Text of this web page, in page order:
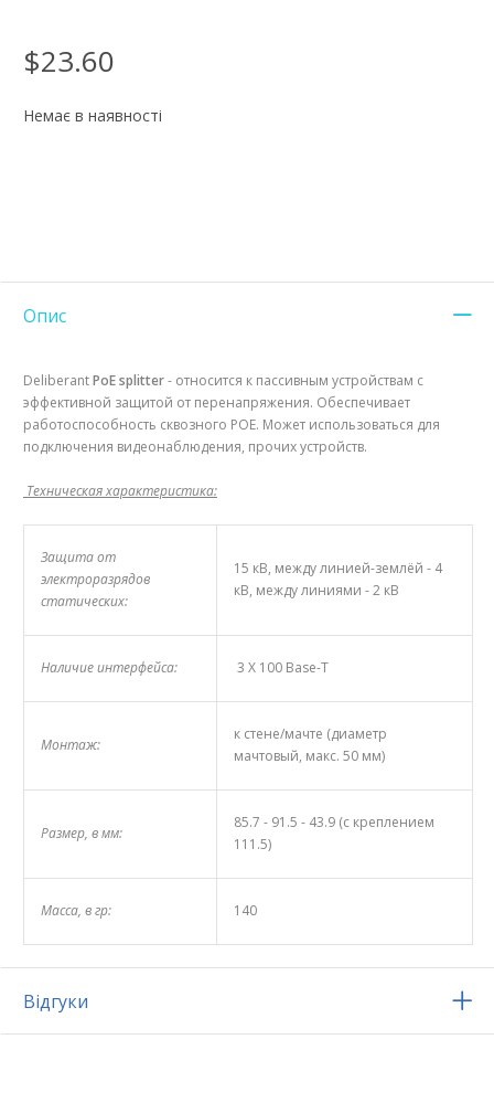
$23.60
Немає в наявності
Опис
DeliberantPoE splitter- относится к пассивным устройствам с
эффективной защитой от перенапряжения. Обеспечивает
работоспособность сквозного POE. Может использоваться для
подключения видеонаблюдения, прочих устройств.
Техническая характеристика:
Защита от
электроразрядов
статических:
15 кВ, между линией-землёй - 4
кВ, между линиями - 2 кВ
Наличие интерфейса: 3 Х 100 Base-T
Монтаж:
к стене/мачте (диаметр
мачтовый, макс. 50 мм)
Размер, в мм:
85.7 - 91.5 - 43.9 (с креплением
111.5)
Масса, в гр: 140
Відгуки